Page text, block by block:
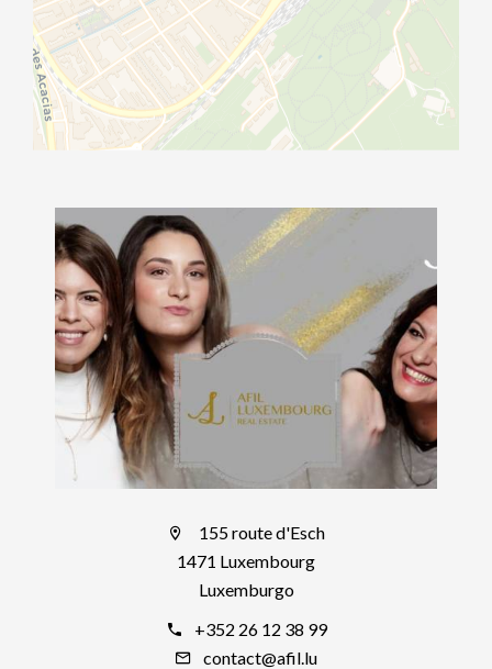
155 route d'Esch
1471 Luxembourg
Luxemburgo
+352 26 12 38 99
contact@afil.lu